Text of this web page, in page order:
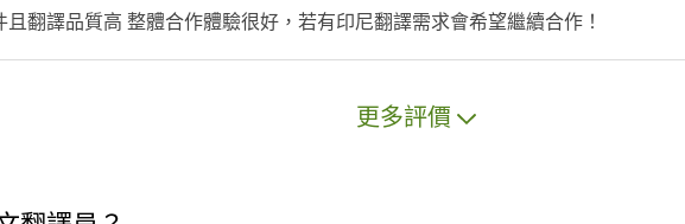
翻譯品質高 整體合作體驗很好，若有印尼翻譯需求會希望繼續合作！
更多評價